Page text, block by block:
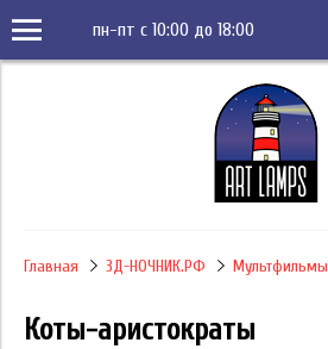
пн-пт с 10:00 до 18:00
Главная 3Д-НОЧНИК.РФ Мультфильмы
Коты-аристократы